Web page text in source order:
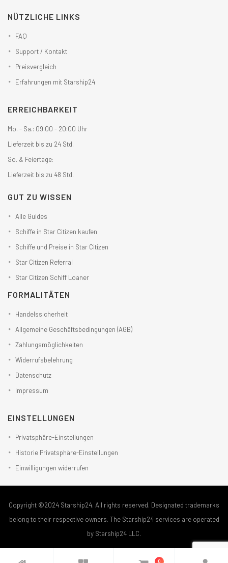
NÜTZLICHE LINKS
FAQ
Support / Kontakt
Preisvergleich
Erfahrungen mit Starship24
ERREICHBARKEIT
Mo. - Sa.: 09:00 - 20:00 Uhr
Lieferzeit bis zu 24 Std.
So. & Feiertage:
Lieferzeit bis zu 48 Std.
GUT ZU WISSEN
Alle Guides
Schiffe in Star Citizen kaufen
Schiffe und Preise in Star Citizen
Star Citizen Referral
Star Citizen Schiff Loaner
FORMALITÄTEN
Handelssicherheit
Allgemeine Geschäftsbedingungen (AGB)
Zahlungsmöglichkeiten
Widerrufsbelehrung
Datenschutz
Impressum
EINSTELLUNGEN
Privatsphäre-Einstellungen
Historie Privatsphäre-Einstellungen
Einwilligungen widerrufen
Copyright ©2024 Starship24. All rights reserved. Designated trademarks
belong to their respective owners. The Starship24 services are operated
by Starship24 LLC.
0